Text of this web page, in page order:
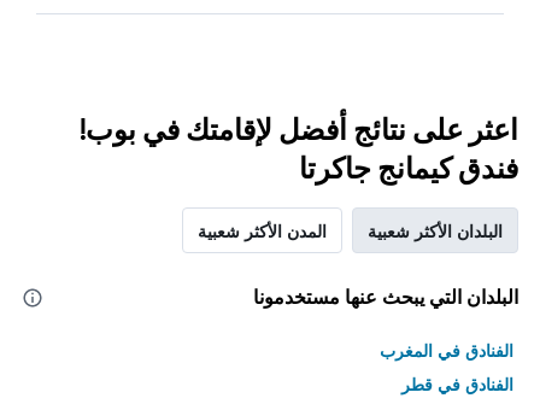
اعثر على نتائج أفضل لإقامتك في بوب!
فندق كيمانج جاكرتا
البلدان الأكثر شعبية المدن الأكثر شعبية
البلدان التي يبحث عنها مستخدمونا
الفنادق في المغرب
الفنادق في قطر